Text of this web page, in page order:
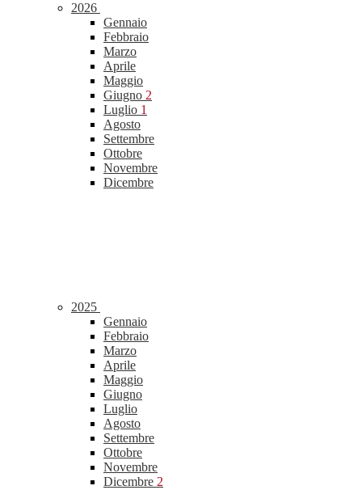
2026
Gennaio
Febbraio
Marzo
Aprile
Maggio
Giugno 2
Luglio 1
Agosto
Settembre
Ottobre
Novembre
Dicembre
2025
Gennaio
Febbraio
Marzo
Aprile
Maggio
Giugno
Luglio
Agosto
Settembre
Ottobre
Novembre
Dicembre 2